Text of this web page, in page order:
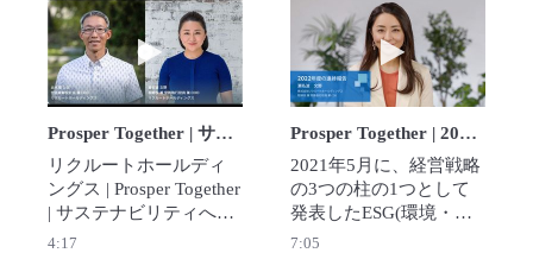
Play video Prosper Together | サステナビリティへ
Prosper Together | サステナビリティへのコミットメント | リクルートホールディングス
リクルートホールディ
ングス | Prosper Together
| サステナビリティへの
コミットメント
4:17
Play video
Prosper Together | 2023年5月 2022年度の進捗報告
2021年5月に、経営戦略
の3つの柱の1つとして
発表したESG(環境・社
会・ガバナンス)の目標
7:05